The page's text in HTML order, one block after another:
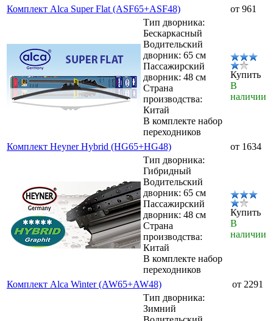
Комплект Alca Super Flat (ASF65+ASF48)
от 961
Тип дворника:
Бескаркасный
Водительский
дворник: 65 см
Пассажирский
дворник: 48 см
Страна
производства:
Китай
В комплекте набор
переходников
Купить
В
наличии
Комплект Heyner Hybrid (HG65+HG48)
от 1634
Тип дворника:
Гибридный
Водительский
дворник: 65 см
Пассажирский
дворник: 48 см
Страна
производства:
Китай
В комплекте набор
переходников
Купить
В
наличии
Комплект Alca Winter (AW65+AW48)
от 2291
Тип дворника:
Зимний